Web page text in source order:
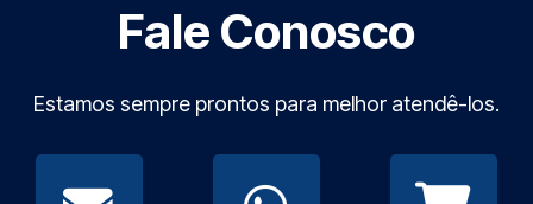
Fale Conosco
Estamos sempre prontos para melhor atendê-los.